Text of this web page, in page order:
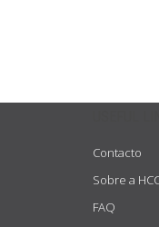
Contacto
Sobre a
FAQ